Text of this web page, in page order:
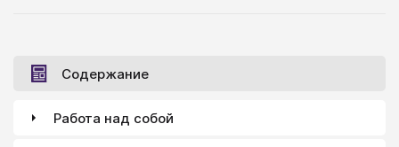
Содержание
Работа над собой